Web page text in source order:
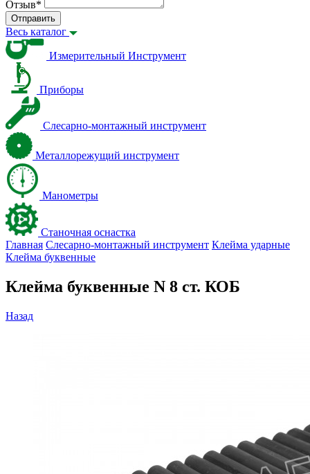
Отзыв*
Отправить
Весь каталог
Измерительный Инструмент
Приборы
Слесарно-монтажный инструмент
Металлорежущий инструмент
Манометры
Станочная оснастка
Главная Слесарно-монтажный инструмент Клейма ударные
Клейма буквенные
Клейма буквенные N 8 ст. КОБ
Назад